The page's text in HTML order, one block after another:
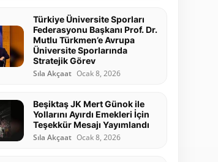
Türkiye Üniversite Sporları
Federasyonu Başkanı Prof. Dr.
Mutlu Türkmen’e Avrupa
Üniversite Sporlarında
Stratejik Görev
Sıla Akçaat Ocak 8, 2026
Beşiktaş JK Mert Günok ile
Yollarını Ayırdı Emekleri İçin
Teşekkür Mesajı Yayımlandı
Sıla Akçaat Ocak 8, 2026